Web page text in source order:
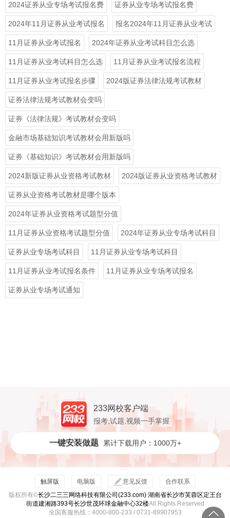
2024证券从业专场考试报名费 证券从业专场考试报名费
2024年11月证券从业考试报名 报名2024年11月证券从业考试
11月证券从业考试报名 2024年证券从业考试科目怎么选
11月证券从业考试科目怎么选 11月证券从业考试报名流程
11月证券从业考试报名步骤 2024版证券法律法规考试教材
证券法律法规考试教材会变吗
证券《法律法规》考试教材会变吗
金融市场基础知识考试教材会用新版吗
证券《基础知识》考试教材会用新版吗
2024新版证券从业资格考试教材 2024版证券从业资格考试教材
证券从业资格考试教材是哪个版本
2024年证券从业资格考试题型分值
11月证券从业资格考试题型分值 2024年证券从业专场考试科目
证券从业专场考试科目 11月证券从业专场考试科目
11月证券从业考试报名条件 11月证券从业专场考试报名
证券从业专场考试通知
233网校客户端
报考,试题,视频一手掌握
一键安装做题 累计下载用户：1000万+
触屏版 电脑版 意见反馈
合作联系
版权所有©长沙二三三网络科技有限公司(233.com) 湖南省长沙市芙蓉区定王台
街道建湘路393号长沙世茂环球金融中心32楼All Rights Reserved
全国客服热线：4000-800-233 / 0731-89907953